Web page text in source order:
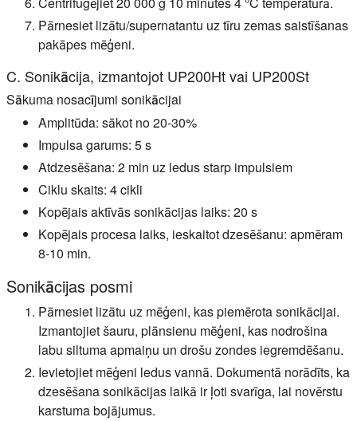
Pārnesiet lizātu/supernatantu uz tīru zemas saistīšanas
pakāpes mēģeni.
C. Sonikācija, izmantojot UP200Ht vai UP200St
Sākuma nosacījumi sonikācijai
Amplitūda: sākot no 20-30%
Impulsa garums: 5 s
Atdzesēšana: 2 min uz ledus starp impulsiem
Ciklu skaits: 4 cikli
Kopējais aktīvās sonikācijas laiks: 20 s
Kopējais procesa laiks, ieskaitot dzesēšanu: apmēram
8-10 min.
Sonikācijas posmi
Pārnesiet lizātu uz mēģeni, kas piemērota sonikācijai.
Izmantojiet šauru, plānsienu mēģeni, kas nodrošina
labu siltuma apmaiņu un drošu zondes iegremdēšanu.
Ievietojiet mēģeni ledus vannā. Dokumentā norādīts, ka
dzesēšana sonikācijas laikā ir ļoti svarīga, lai novērstu
karstuma bojājumus.